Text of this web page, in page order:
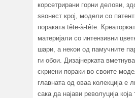
корсетрирани горни делови,
ѕвонест крој, модели со
пораката tête-à-tête.
материјали со интензивни
шари, а некои од памучните
ги обои. Дизајнерката
скриени пораки во своите
главната од оваа колекција е
сака да најави револуција